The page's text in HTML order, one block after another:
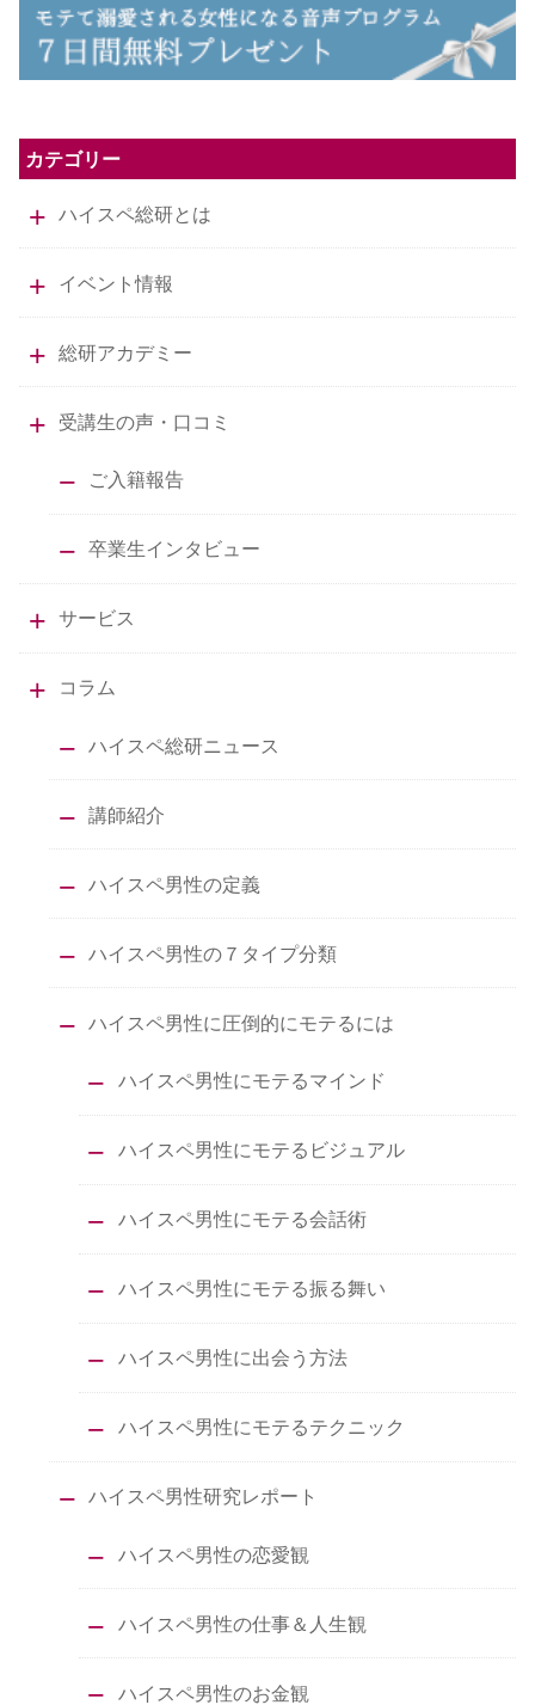
カテゴリー
ハイスペ総研とは
イベント情報
総研アカデミー
受講生の声・口コミ
ご入籍報告
卒業生インタビュー
サービス
コラム
ハイスペ総研ニュース
講師紹介
ハイスペ男性の定義
ハイスペ男性の７タイプ分類
ハイスペ男性に圧倒的にモテるには
ハイスペ男性にモテるマインド
ハイスペ男性にモテるビジュアル
ハイスペ男性にモテる会話術
ハイスペ男性にモテる振る舞い
ハイスペ男性に出会う方法
ハイスペ男性にモテるテクニック
ハイスペ男性研究レポート
ハイスペ男性の恋愛観
ハイスペ男性の仕事＆人生観
ハイスペ男性のお金観